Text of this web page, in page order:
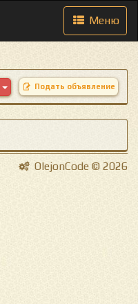
Toggle
navigation
Меню
Подать объявление
OlejonCode © 2026